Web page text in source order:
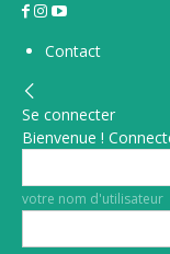
Contact
Se connecter
Bienvenue !
votre nom d'utilisateur